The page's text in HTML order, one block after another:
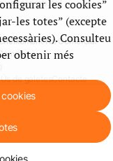
No Comercial -
Ús de galetesContacte
les cookies”
les totes” (excepte
Consulteu
obtenir més